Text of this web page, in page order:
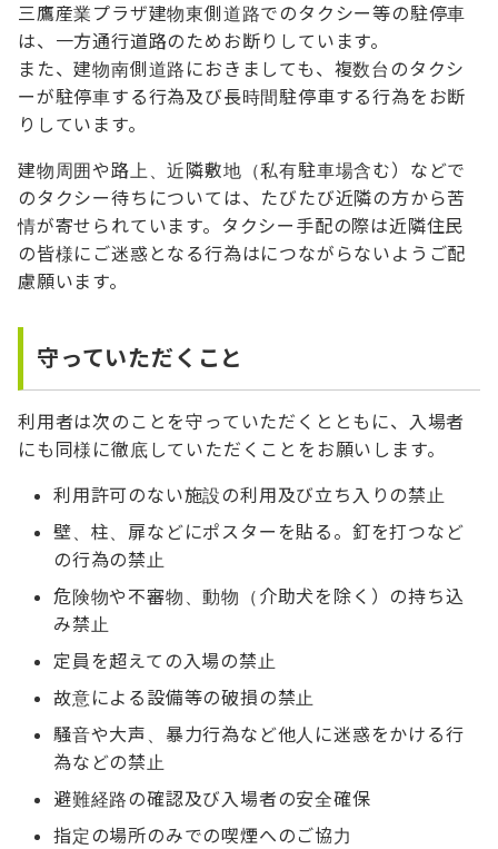
三鷹産業プラザ建物東側道路でのタクシー等の駐停車
は、一方通行道路のためお断りしています。
また、建物南側道路におきましても、複数台のタクシ
ーが駐停車する行為及び長時間駐停車する行為をお断
りしています。
建物周囲や路上、近隣敷地（私有駐車場含む）などで
のタクシー待ちについては、たびたび近隣の方から苦
情が寄せられています。タクシー手配の際は近隣住民
の皆様にご迷惑となる行為はにつながらないようご配
慮願います。
守っていただくこと
利用者は次のことを守っていただくとともに、入場者
にも同様に徹底していただくことをお願いします。
利用許可のない施設の利用及び立ち入りの禁止
壁、柱、扉などにポスターを貼る。釘を打つなど
の行為の禁止
危険物や不審物、動物（介助犬を除く）の持ち込
み禁止
定員を超えての入場の禁止
故意による設備等の破損の禁止
騒音や大声、暴力行為など他人に迷惑をかける行
為などの禁止
避難経路の確認及び入場者の安全確保
指定の場所のみでの喫煙へのご協力